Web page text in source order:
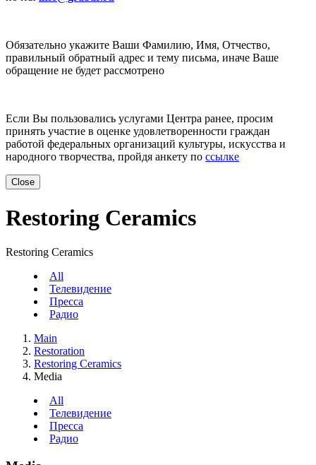
Обязательно укажите Ваши Фамилию, Имя, Отчество,
правильный обратный адрес и тему письма, иначе Ваше
обращение не будет рассмотрено
Если Вы пользовались услугами Центра ранее, просим
принять участие в оценке удовлетворенности граждан
работой федеральных организаций культуры, искусства и
народного творчества, пройдя анкету по ссылке
Close
Restoring Ceramics
Restoring Ceramics
All
Телевидение
Пресса
Радио
Main
Restoration
Restoring Ceramics
Media
All
Телевидение
Пресса
Радио